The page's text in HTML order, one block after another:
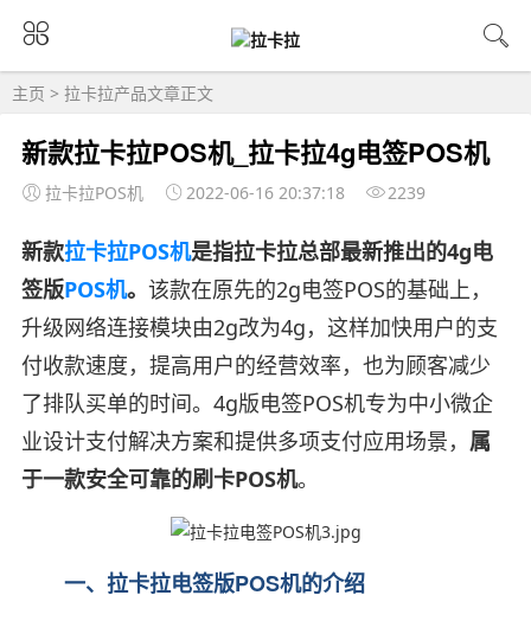
主页 > 拉卡拉产品文章正文
新款拉卡拉POS机_拉卡拉4g电签POS机
拉卡拉POS机 2022-06-16 20:37:18 2239
新款拉卡拉POS机是指拉卡拉总部最新推出的4g电
签版POS机。 该款在原先的2g电签POS的基础上，
升级网络连接模块由2g改为4g，这样加快用户的支
付收款速度，提高用户的经营效率，也为顾客减少
了排队买单的时间。4g版电签POS机专为中小微企
业设计支付解决方案和提供多项支付应用场景， 属
于一款安全可靠的刷卡POS机。
一、拉卡拉电签版POS机的介绍